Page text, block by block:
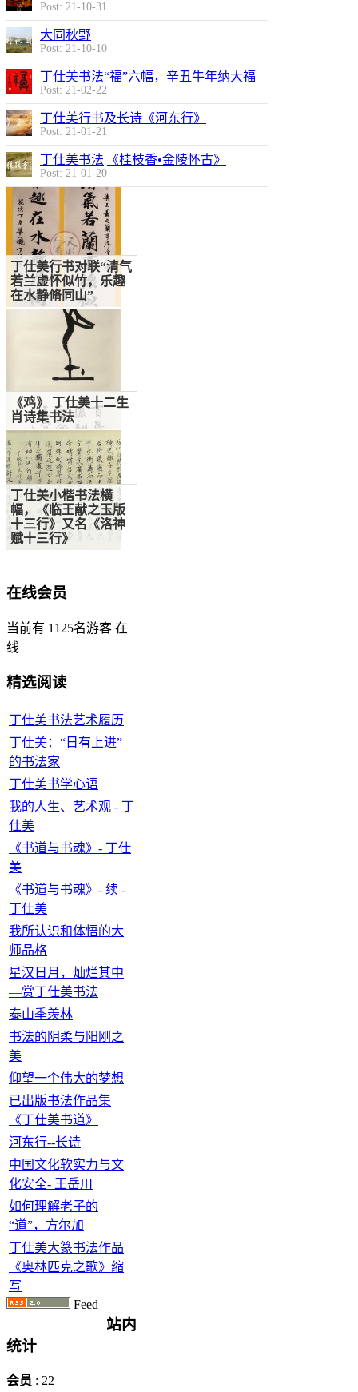
Post: 21-10-31
大同秋野
Post: 21-10-10
丁仕美书法“福”六幅，辛丑牛年纳大福
Post: 21-02-22
丁仕美行书及长诗《河东行》
Post: 21-01-21
丁仕美书法|《桂枝香•金陵怀古》
Post: 21-01-20
丁仕美行书对联“清气
若兰虚怀似竹，乐趣
在水静脩同山”
中国书法入人类非遗
名录
《鸡》 丁仕美十二生
肖诗集书法
不如拿韩寒和周久耕
比一比(转载)
丁仕美小楷书法横
幅，《临王献之玉版
十三行》又名《洛神
赋十三行》
在线会员
当前有 1125名游客 在
线
精选阅读
丁仕美书法艺术履历
丁仕美：“日有上进”
的书法家
丁仕美书学心语
我的人生、艺术观 - 丁
仕美
《书道与书魂》- 丁仕
美
《书道与书魂》- 续 -
丁仕美
我所认识和体悟的大
师品格
星汉日月，灿烂其中
—赏丁仕美书法
泰山季羡林
书法的阴柔与阳刚之
美
仰望一个伟大的梦想
已出版书法作品集
《丁仕美书道》
河东行--长诗
中国文化软实力与文
化安全- 王岳川
如何理解老子的
“道”，方尔加
丁仕美大篆书法作品
《奥林匹克之歌》缩
写
Feed
站内
统计
会员 : 22